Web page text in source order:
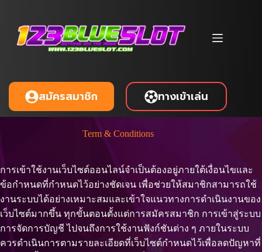
content
สมัครสมาชิก ทางเข้าเล่น
Term & Conditions
การเข้าใช้งานเว็บไซต์ออนไลน์จำเป็นต้องอยู่ภายใต้เงื่อนไขและ
ข้อกำหนดที่กำหนดไว้อย่างชัดเจน เพื่อช่วยให้สมาชิกสามารถใช้
งานระบบได้อย่างเหมาะสมและเข้าใจแนวทางการดำเนินงานของ
เว็บไซต์มากขึ้น ทุกขั้นตอนตั้งแต่การสมัครสมาชิก การเข้าสู่ระบบ
การจัดการบัญชี ไปจนถึงการใช้งานฟังก์ชันต่าง ๆ ภายในระบบ
ควรดำเนินการตามรายละเอียดที่เว็บไซต์กำหนดไว้เพื่อลดปัญหาที่